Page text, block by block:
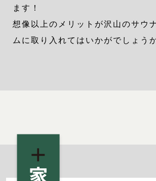
ます！
想像以上のメリットが沢山のサウ
ムに取り入れてはいかがでしょう